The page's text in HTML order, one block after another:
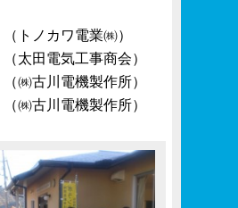
ノカワ電業㈱）
田電気工事商会）
古川電機製作所）
古川電機製作所）